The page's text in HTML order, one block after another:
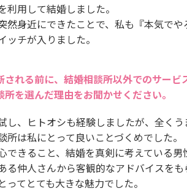
利用して結婚しました。
然身近にできたことで、私も『本気でや
ッチが入りました。
される前に、結婚相談所以外でのサー
所を選んだ理由をお聞かせください。
し、ヒトオシも経験しましたが、全くう
所は私にとって良いことづくめでした。
できること、結婚を真剣に考えている男
る仲人さんから客観的なアドバイスをも
ってとても大きな魅力でした。